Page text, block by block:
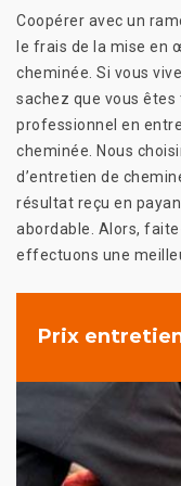
Coopérer avec un
le frais de la mise en
cheminée. Si vous
sachez que vous
professionnel en
cheminée. Nous
d’entretien de
résultat reçu en
abordable. Alors,
effectuons une
Prix